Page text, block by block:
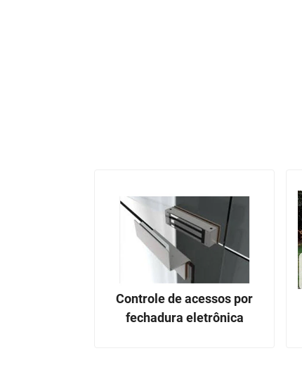
Controle de acessos por
fechadura eletrônica